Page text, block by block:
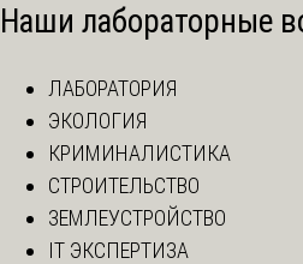
Наши лабораторные
ЛАБОРАТОРИЯ
ЭКОЛОГИЯ
КРИМИНАЛИСТИКА
СТРОИТЕЛЬСТВО
ЗЕМЛЕУСТРОЙСТВО
IT ЭКСПЕРТИЗА